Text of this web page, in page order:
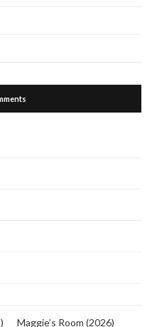
Maggie’s Room (2026)